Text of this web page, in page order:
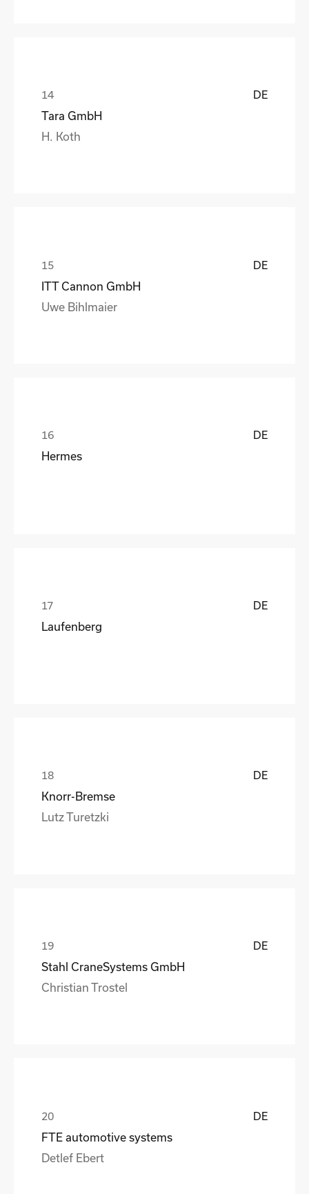
DE
Tara GmbH
H. Koth
DE
ITT Cannon GmbH
Uwe Bihlmaier
DE
Hermes
DE
Laufenberg
DE
Knorr-Bremse
Lutz Turetzki
DE
Stahl CraneSystems GmbH
Christian Trostel
DE
FTE automotive systems
Detlef Ebert